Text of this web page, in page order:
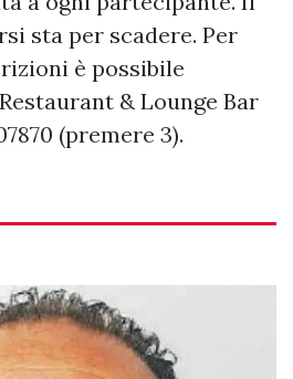
sta per scadere. Per
è possibile
& Lounge Bar
(premere 3).